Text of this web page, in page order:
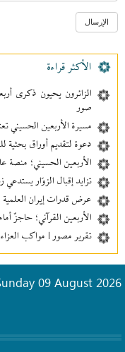
الأکثر قراءة
الزائرون يحيون ذكرى
صور
مسيرة الأربعين الحسيني
دعوة لتقديم أوراق بحثية
الأربعين الحسيني؛ منصة
تزايد إقبال الزوّار يستدعي
عرض قدرات إيران العلمية
الأربعين القرآني؛ حاجزٌ
تقرير مصور | مواكب
09 August 2026